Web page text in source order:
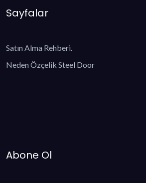
Sayfalar
Satın Alma Rehberi.
Neden Özçelik Steel Door
Abone Ol